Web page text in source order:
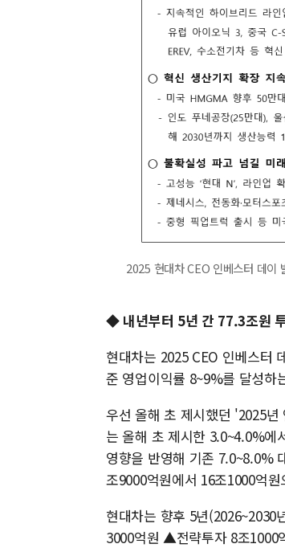
2025 현대차 CEO 인베스터 데이
◆ 내년부터 5년 간 77.3조원
현대차는 2025 CEO 인베스터
준 영업이익률 8~9%를 달성하
우선 올해 초 제시했던 '2025
는 올해 초 제시한 3.0~4.0%
영향을 반영해 기존 7.0~8.0%
조9000억원에서 16조1000억
현대차는 향후 5년
3000억원 ▲전략투자 8조1000